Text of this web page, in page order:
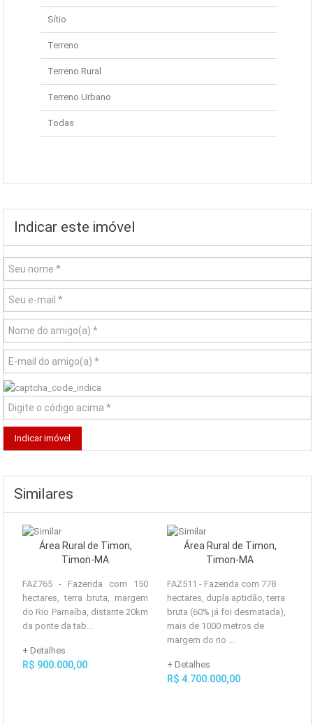
Sítio
Terreno
Terreno Rural
Terreno Urbano
Todas
Indicar este imóvel
Similares
Área Rural de Timon,
Timon-MA
FAZ765 - Fazenda com 150
hectares, terra bruta, margem
do Rio Parnaíba, distante 20km
da ponte da tab...
+ Detalhes
R$ 900.000,00
Área Rural de Timon,
Timon-MA
FAZ511 - Fazenda com 778
hectares, dupla aptidão, terra
bruta (60% já foi desmatada),
mais de 1000 metros de
margem do rio ...
+ Detalhes
R$ 4.700.000,00